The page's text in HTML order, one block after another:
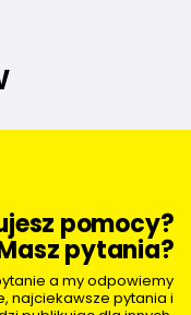
pomocy?
pytania?
a my odpowiemy
najciekawsze pytania i